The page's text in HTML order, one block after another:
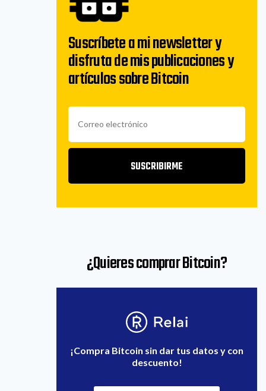
Suscríbete a mi newsletter y
disfruta de mis publicaciones y
artículos sobre Bitcoin
SUSCRIBIRME
¿Quieres comprar Bitcoin?
¡Compra Bitcoin sin dar tus datos y con
descuento!